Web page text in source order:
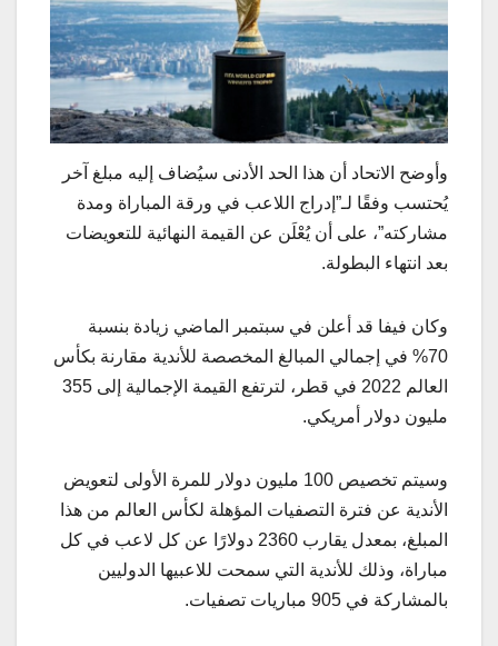
وأوضح الاتحاد أن هذا الحد الأدنى سيُضاف إليه مبلغ آخر
يُحتسب وفقًا لـ”إدراج اللاعب في ورقة المباراة ومدة
مشاركته”، على أن يُعْلَن عن القيمة النهائية للتعويضات
بعد انتهاء البطولة.
وكان فيفا قد أعلن في سبتمبر الماضي زيادة بنسبة
70% في إجمالي المبالغ المخصصة للأندية مقارنة بكأس
العالم 2022 في قطر، لترتفع القيمة الإجمالية إلى 355
مليون دولار أمريكي.
وسيتم تخصيص 100 مليون دولار للمرة الأولى لتعويض
الأندية عن فترة التصفيات المؤهلة لكأس العالم من هذا
المبلغ، بمعدل يقارب 2360 دولارًا عن كل لاعب في كل
مباراة، وذلك للأندية التي سمحت للاعبيها الدوليين
بالمشاركة في 905 مباريات تصفيات.